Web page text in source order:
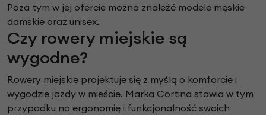
Poza tym w jej ofercie można znaleźć modele męskie
damskie oraz unisex.
Czy rowery miejskie są
wygodne?
Rowery miejskie projektuje się z myślą o komforcie i
wygodzie jazdy w mieście. Marka Cortina stawia w tym
przypadku na ergonomię i funkcjonalność swoich